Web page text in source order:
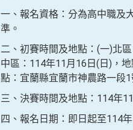
一、報名資格：分為高中職及
準。
二、初賽時間及地點：(一)北
中區：114年11月16日(日)，
點：宜蘭縣宜蘭市神農路一段1
三、決賽時間及地點：114年
四、報名日期：即日起至114